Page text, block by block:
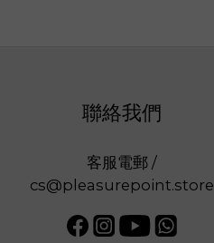
聯絡我們
客服電郵 /
cs@pleasurepoint.store